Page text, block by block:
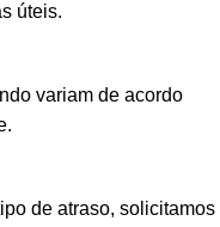
úteis.
variam de acordo
de atraso, solicitamos